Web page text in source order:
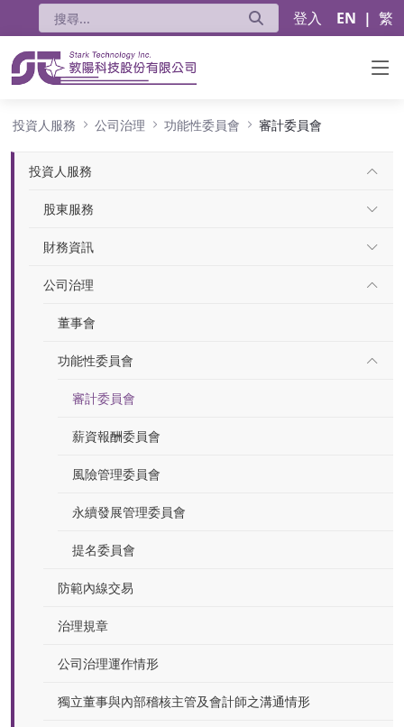
登入 EN | 繁
投資人服務 公司治理 功能性委員會 審計委員會
投資人服務
股東服務
財務資訊
公司治理
董事會
功能性委員會
審計委員會
薪資報酬委員會
風險管理委員會
永續發展管理委員會
提名委員會
防範內線交易
治理規章
公司治理運作情形
獨立董事與內部稽核主管及會計師之溝通情形